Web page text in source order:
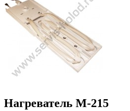
Нагреватель М-215